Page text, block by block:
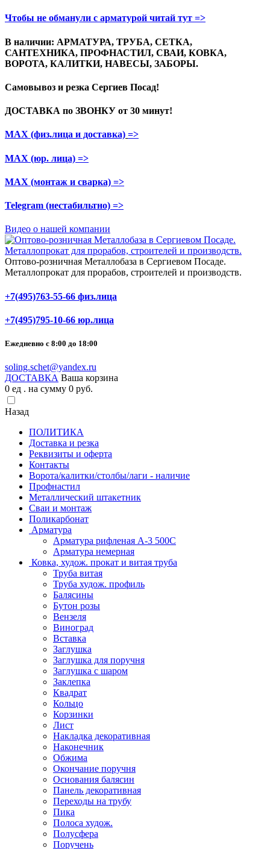
Чтобы не обманули с арматурой читай тут =>
В наличии: АРМАТУРА, ТРУБА, СЕТКА,
САНТЕХНИКА, ПРОФНАСТИЛ, СВАИ, КОВКА,
ВОРОТА, КАЛИТКИ, НАВЕСЫ, ЗАБОРЫ.
Самовывоз и резка Сергиев Посад!
ДОСТАВКА по ЗВОНКУ от 30 минут!
МАХ (физ.лица и доставка) =>
МАХ (юр. лица) =>
МАХ (монтаж и сварка) =>
Telegram (нестабильтно) =>
Видео о нашей компании
Оптово-розничная Металлобаза в Сергиевом Посаде.
Металлопрокат для прорабов, строителей и производств.
+7(495)763-55-66 физ.лица
+7(495)795-10-66 юр.лица
Ежедневно с 8:00 до 18:00
soling.schet@yandex.ru
ДОСТАВКА Ваша корзина
0 ед . на сумму 0 pуб.
Назад
ПОЛИТИКА
Доставка и резка
Реквизиты и оферта
Контакты
Ворота/калитки/столбы/лаги - наличие
Профнастил
Металлический штакетник
Сваи и монтаж
Поликарбонат
Арматура
Арматура рифленая А-3 500С
Арматура немерная
Ковка, худож. прокат и витая труба
Труба витая
Труба худож. профиль
Балясины
Бутон розы
Вензеля
Виноград
Вставка
Заглушка
Заглушка для поручня
Заглушка с шаром
Заклепка
Квадрат
Кольцо
Корзинки
Лист
Накладка декоративная
Наконечник
Обжима
Окончание поручня
Основания балясин
Панель декоративная
Переходы на трубу
Пика
Полоса худож.
Полусфера
Поручень